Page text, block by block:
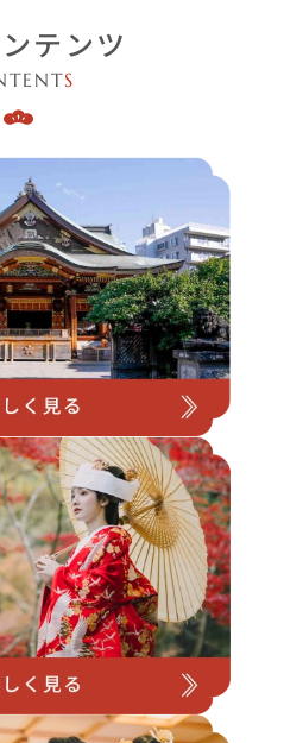
円〜（税込）
円〜（税込）
60名 / 23,100円〜（税込）
な会場をご紹介します。
テンツ
S